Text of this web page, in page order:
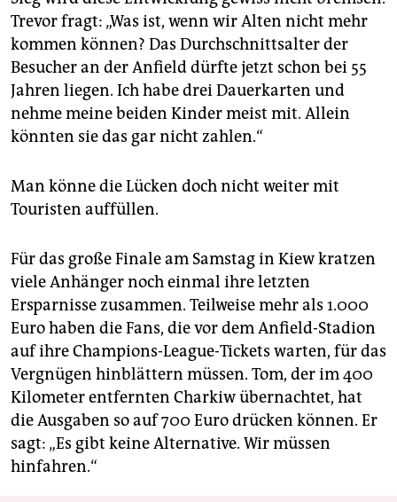
Trevor fragt: „Was ist, wenn wir Alten nicht mehr
kommen können? Das Durchschnittsalter der
Besucher an der Anfield dürfte jetzt schon bei 55
Jahren liegen. Ich habe drei Dauerkarten und
nehme meine beiden Kinder meist mit. Allein
könnten sie das gar nicht zahlen.“
Man könne die Lücken doch nicht weiter mit
Touristen auffüllen.
Für das große Finale am Samstag in Kiew kratzen
viele Anhänger noch einmal ihre letzten
Ersparnisse zusammen. Teilweise mehr als 1.000
Euro haben die Fans, die vor dem Anfield-Stadion
auf ihre Champions-League-Tickets warten, für das
Vergnügen hinblättern müssen. Tom, der im 400
Kilometer entfernten Charkiw übernachtet, hat
die Ausgaben so auf 700 Euro drücken können. Er
sagt: „Es gibt keine Alternative. Wir müssen
hinfahren.“